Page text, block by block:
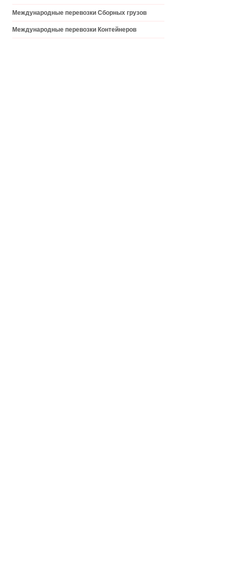
Международные перевозки Cборных грузов
Международные перевозки Контейнеров